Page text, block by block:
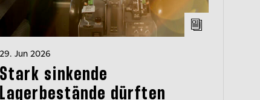
29. Jun 2026
Stark sinkende
Lagerbestände dürften